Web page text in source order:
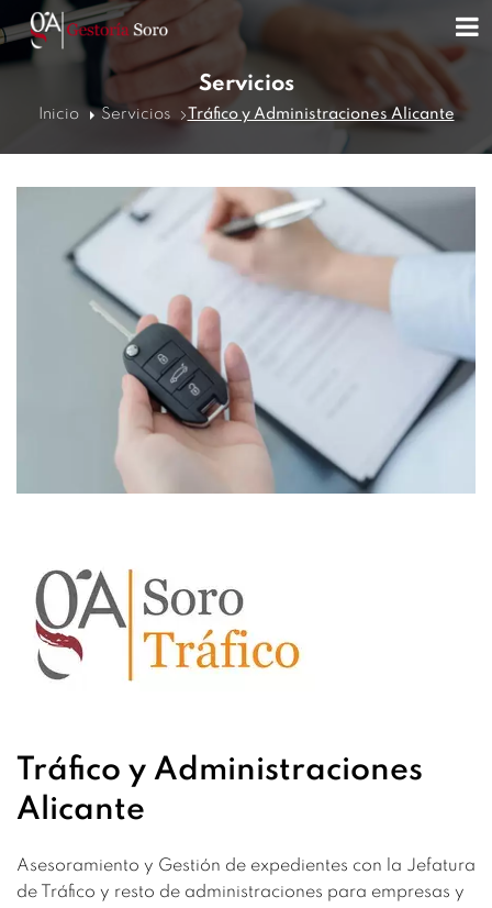
Servicios
Inicio Servicios Tráfico y Administraciones Alicante
Tráfico y Administraciones
Alicante
Asesoramiento y Gestión de expedientes con la Jefatura
de Tráfico y resto de administraciones para empresas y